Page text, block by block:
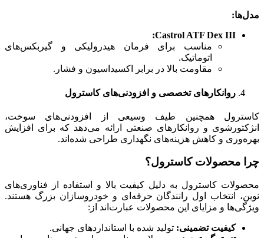
مدل‌ها:
Castrol ATF Dex III:
مناسب برای فرمان هیدرولیکی و گیربکس‌های
اتوماتیک.
مقاومت بالا در برابر اکسیداسیون و فشار.
روانکارهای تخصصی و افزودنی‌های کاسترول
کاسترول همچنین طیف وسیعی از افزودنی‌های سوخت،
انژکتورشوی و روانکارهای صنعتی ارائه می‌دهد که برای افزایش
بهره‌وری و کاهش هزینه‌های نگهداری طراحی شده‌اند.
چرا محصولات کاسترول؟
محصولات کاسترول به دلیل کیفیت بالا و استفاده از فناوری‌های
نوین، انتخاب اول رانندگان حرفه‌ای و خودروسازان بزرگ هستند.
ویژگی‌ها و مزایای این محصولات عبارت‌اند از:
کیفیت تضمینی: تولید شده با استانداردهای جهانی.